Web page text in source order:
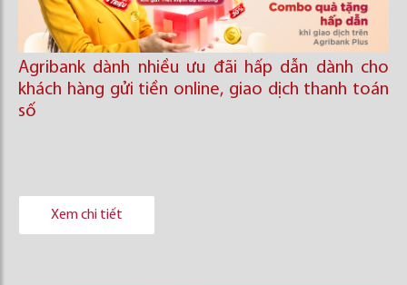
Agribank dành nhiều ưu đãi hấp dẫn dành cho
khách hàng gửi tiền online, giao dịch thanh toán
số
Xem chi tiết